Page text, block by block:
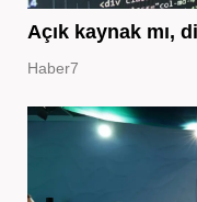
Açık kaynak mı,
Haber7